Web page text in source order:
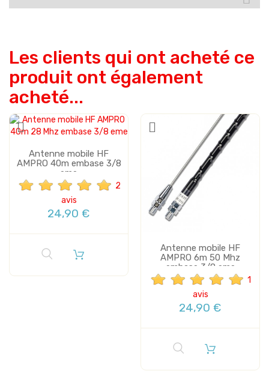
Les clients qui ont acheté ce
produit ont également
acheté...
Antenne mobile HF
AMPRO 40m embase 3/8
eme
2
avis
24,90 €
Antenne mobile HF
AMPRO 6m 50 Mhz
embase 3/8 eme
1
avis
24,90 €